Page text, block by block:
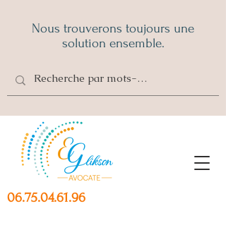
06.75.04.61.96
Nous trouverons toujours une
solution ensemble.